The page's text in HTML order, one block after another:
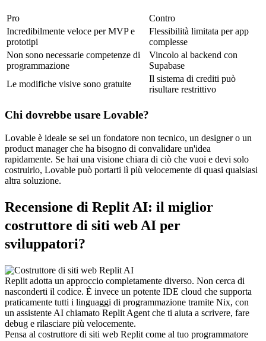
Pro
Contro
Incredibilmente veloce per MVP e
prototipi
Flessibilità limitata per app
complesse
Non sono necessarie competenze di
programmazione
Vincolo al backend con
Supabase
Le modifiche visive sono gratuite
Il sistema di crediti può
risultare restrittivo
Chi dovrebbe usare Lovable?
Lovable è ideale se sei un fondatore non tecnico, un designer o un
product manager che ha bisogno di convalidare un'idea
rapidamente. Se hai una visione chiara di ciò che vuoi e devi solo
costruirlo, Lovable può portarti lì più velocemente di quasi qualsiasi
altra soluzione.
Recensione di Replit AI: il miglior
costruttore di siti web AI per
sviluppatori?
Replit adotta un approccio completamente diverso. Non cerca di
nasconderti il codice. È invece un potente IDE cloud che supporta
praticamente tutti i linguaggi di programmazione tramite Nix, con
un assistente AI chiamato Replit Agent che ti aiuta a scrivere, fare
debug e rilasciare più velocemente.
Pensa al costruttore di siti web Replit come al tuo programmatore